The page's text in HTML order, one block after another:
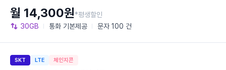
30GB 통화 기본제공 문자 100 건
월 14,300원*평생할인
SKT LTE 체인지콘